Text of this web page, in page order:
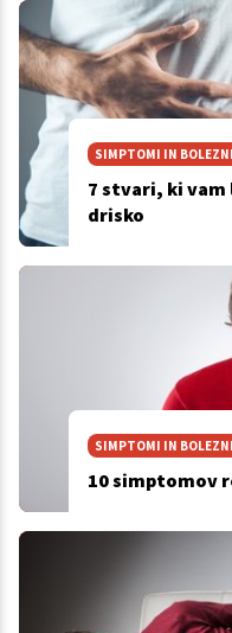
SIMPTOMI IN BOLEZNI
7 stvari, ki vam
drisko
SIMPTOMI IN BOLEZNI
10 simptomov